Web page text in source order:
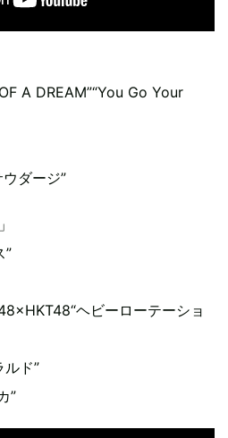
A DREAM”“You Go Your
ダージ”
”
ヘビーローテーショ
ルド”
”